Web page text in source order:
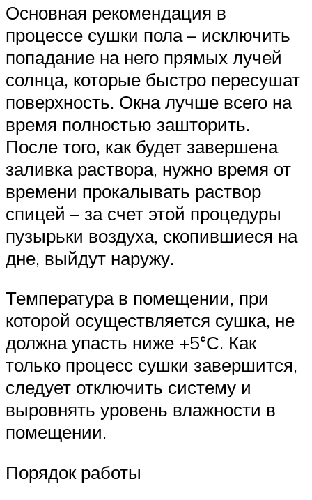
Основная рекомендация в
процессе сушки пола – исключить
попадание на него прямых лучей
солнца, которые быстро пересушат
поверхность. Окна лучше всего на
время полностью зашторить.
После того, как будет завершена
заливка раствора, нужно время от
времени прокалывать раствор
спицей – за счет этой процедуры
пузырьки воздуха, скопившиеся на
дне, выйдут наружу.
Температура в помещении, при
которой осуществляется сушка, не
должна упасть ниже +5°С. Как
только процесс сушки завершится,
следует отключить систему и
выровнять уровень влажности в
помещении.
Порядок работы